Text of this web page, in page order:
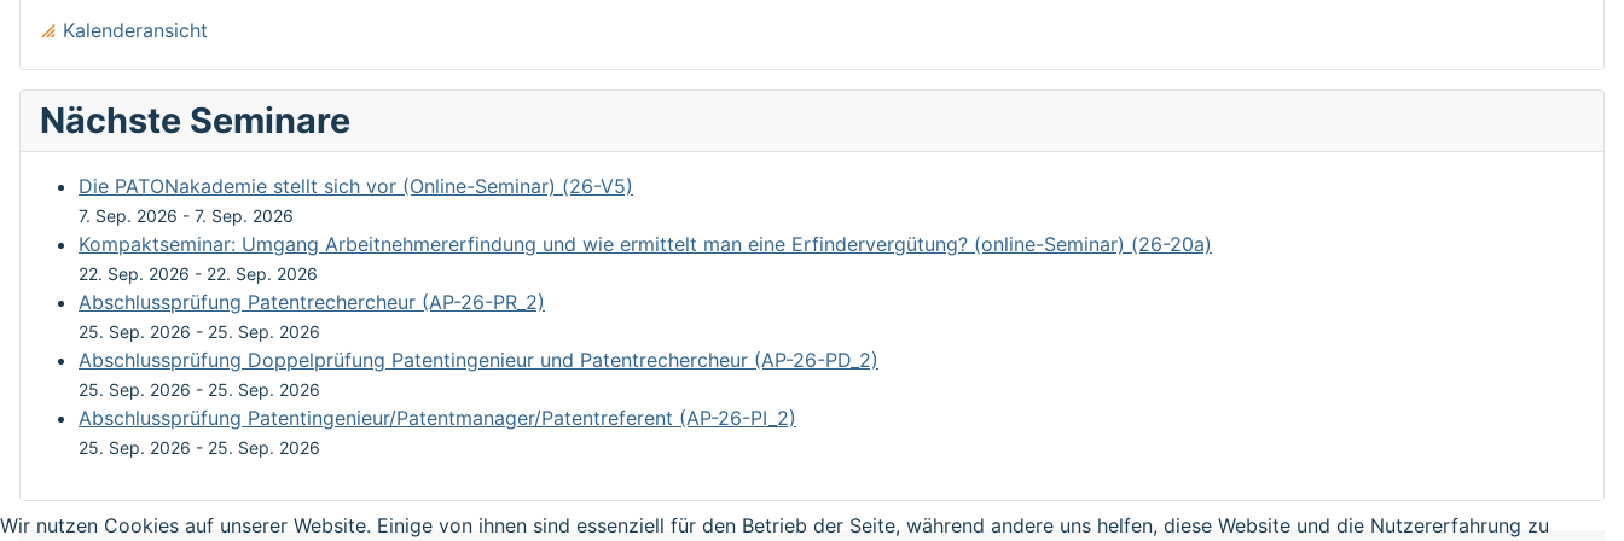
Kalenderansicht
Nächste Seminare
Die PATONakademie stellt sich vor (Online-Seminar) (26-V5)
7. Sep. 2026 - 7. Sep. 2026
Kompaktseminar: Umgang Arbeitnehmererfindung und wie ermittelt man eine Erfindervergütung? (online-Seminar) (26-20a)
22. Sep. 2026 - 22. Sep. 2026
Abschlussprüfung Patentrechercheur (AP-26-PR_2)
25. Sep. 2026 - 25. Sep. 2026
Abschlussprüfung Doppelprüfung Patentingenieur und Patentrechercheur (AP-26-PD_2)
25. Sep. 2026 - 25. Sep. 2026
Abschlussprüfung Patentingenieur/Patentmanager/Patentreferent (AP-26-PI_2)
25. Sep. 2026 - 25. Sep. 2026
Wir nutzen Cookies auf unserer Website. Einige von ihnen sind essenziell für den Betrieb der Seite, während andere uns helfen, diese Website und die Nutzererfahrung zu